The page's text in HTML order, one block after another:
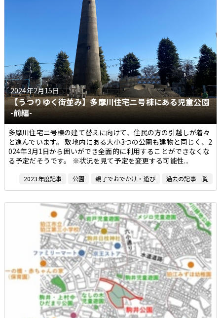
2024年2月15日
【うつりゆく街並み】多摩川住宅ニ号棟にある児童公園
-前編-
多摩川住宅ニ号棟の建て替えに向けて、住民の方の引越しが着々
と進んでいます。 敷地内にある大小3つの公園も建物と同じく、2
024年3月1日から囲いができ全面的に利用することができなくな
る予定だそうです。 ※状況を見て予定を変更する可能性...
2023年度記事 公園 親子でおでかけ・遊び 過去の記事一覧